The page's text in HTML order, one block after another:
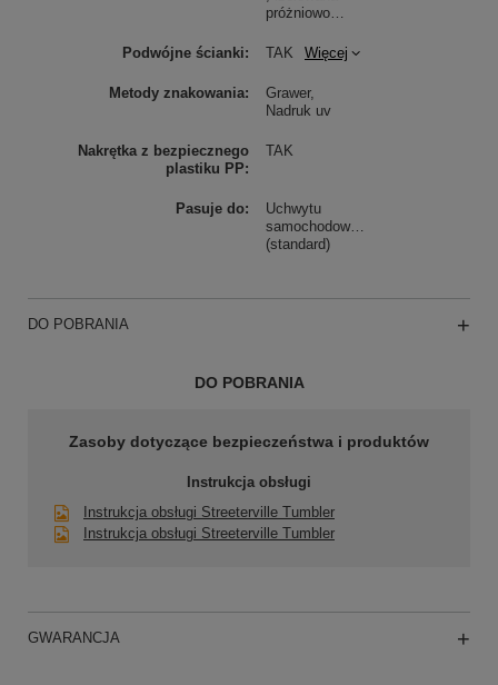
Podwójne ścianki TAK Więcej
Metody znakowania
Grawer
Nadruk uv
Nakrętka z bezpiecznego
plastiku PP
TAK
Pasuje do
Uchwytu
samochodowego
(standard)
DO POBRANIA
DO POBRANIA
Zasoby dotyczące bezpieczeństwa i produktów
Instrukcja obsługi
Instrukcja obsługi Streeterville Tumbler
Instrukcja obsługi Streeterville Tumbler
GWARANCJA